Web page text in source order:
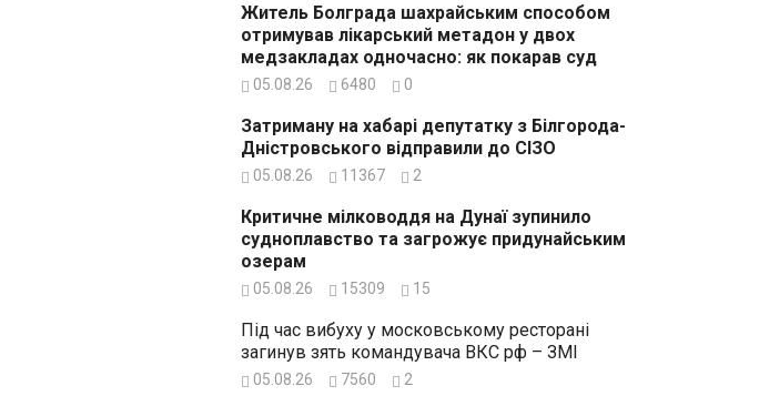
Житель Болграда шахрайським способом
отримував лікарський метадон у двох
медзакладах одночасно: як покарав суд
05.08.26 6480 0
Затриману на хабарі депутатку з Білгорода-
Дністровського відправили до СІЗО
05.08.26 11367 2
Критичне мілководдя на Дунаї зупинило
судноплавство та загрожує придунайським
озерам
05.08.26 15309 15
Під час вибуху у московському ресторані
загинув зять командувача ВКС рф – ЗМІ
05.08.26 7560 2